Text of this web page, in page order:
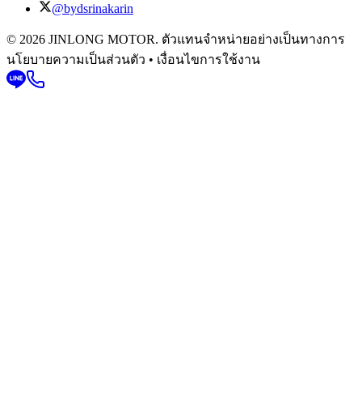
@bydsrinakarin
© 2026 JINLONG MOTOR. ตัวแทนจำหน่ายอย่างเป็นทางการ
นโยบายความเป็นส่วนตัว • เงื่อนไขการใช้งาน